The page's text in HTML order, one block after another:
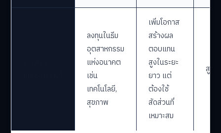
ลงทุนในธีม
อุตสาหกรรม
แห่งอนาคต
เช่น
เทคโนโลยี,
สุขภาพ
เพิ่มโอกาส
สร้างผล
ตอบแทน
สูงในระยะ
ยาว แต่
ต้องใช้
สัดส่วนที่
เหมาะสม
สูง